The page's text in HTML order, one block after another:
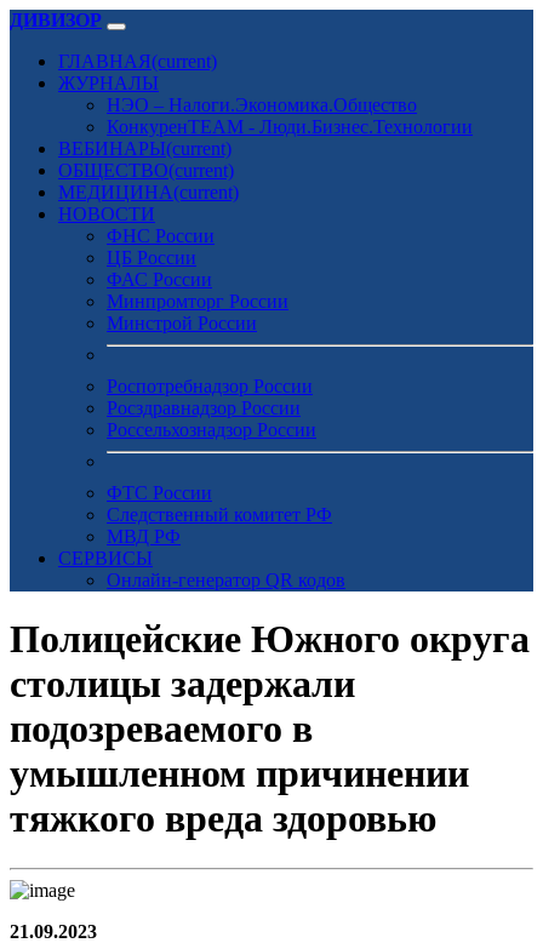
ДИВИЗОР
ГЛАВНАЯ(current)
ЖУРНАЛЫ
НЭО – Налоги.Экономика.Общество
КонкуренTEAM - Люди.Бизнес.Технологии
ВЕБИНАРЫ(current)
ОБЩЕСТВО(current)
МЕДИЦИНА(current)
НОВОСТИ
ФНС России
ЦБ России
ФАС России
Минпромторг России
Минстрой России
Роспотребнадзор России
Росздравнадзор России
Россельхознадзор России
ФТС России
Следственный комитет РФ
МВД РФ
СЕРВИСЫ
Онлайн-генератор QR кодов
Полицейские Южного округа
столицы задержали
подозреваемого в
умышленном причинении
тяжкого вреда здоровью
21.09.2023